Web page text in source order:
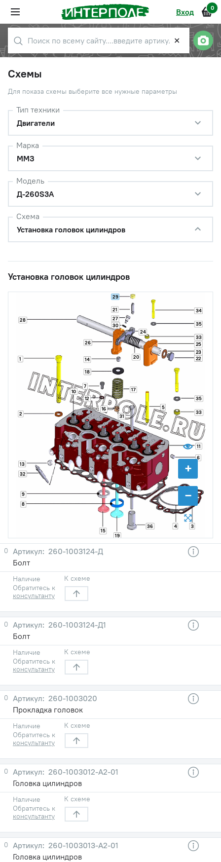
Вход 0
✕
Схемы
Для показа схемы выберите все нужные параметры
Тип техники
Двигатели
Марка
ММЗ
Модель
Д-260S3A
Схема
Установка головок цилиндров
Установка головок цилиндров
+
−
1
2
3
4
5
6
7
8
9
10
11
12
13
14
15
16
17
18
19
20
21
22
23
24
25
26
27
28
29
30
31
32
33
33
34
35
35
36
0
260-1003124-Д
Болт
Наличие
Обратитесь к
консультанту
К схеме
0
260-1003124-Д1
Болт
Наличие
Обратитесь к
консультанту
К схеме
0
260-1003020
Прокладка головок
Наличие
Обратитесь к
консультанту
К схеме
0
260-1003012-А2-01
Головка цилиндров
Наличие
Обратитесь к
консультанту
К схеме
0
260-1003013-А2-01
Головка цилиндров